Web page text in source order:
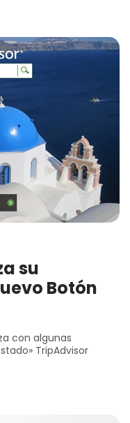
su
Botón
con algunas
TripAdvisor